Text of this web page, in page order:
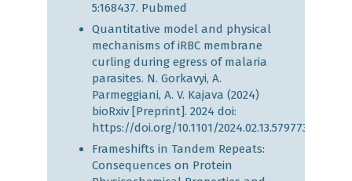
5:168437. Pubmed
Quantitative model and physical
mechanisms of iRBC membrane
curling during egress of malaria
parasites. N. Gorkavyi, A.
Parmeggiani, A. V. Kajava (2024)
bioRxiv [Preprint]. 2024 doi:
https://doi.org/10.1101/2024.02.13.579773
Frameshifts in Tandem Repeats:
Consequences on Protein